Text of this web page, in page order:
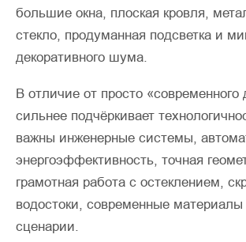
большие окна, плоская кровля,
стекло, продуманная подсветка и
декоративного шума.
В отличие от просто «современного
сильнее подчёркивает
важны инженерные системы,
энергоэффективность, точная
грамотная работа с остеклением,
водостоки, современные
сценарии.